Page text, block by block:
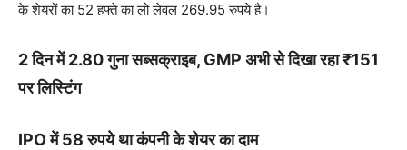
के शेयरों का 52 हफ्ते का लो लेवल 269.95 रुपये है।
2 दिन में 2.80 गुना सब्सक्राइब, GMP अभी से दिखा रहा ₹151
पर लिस्टिंग
IPO में 58 रुपये था कंपनी के शेयर का दाम